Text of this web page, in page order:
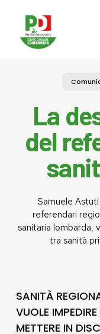
content
La
del
Samuele
referendari
sanitaria lombarda,
tra sanità
SANITÀ
VUOLE
METTERE IN